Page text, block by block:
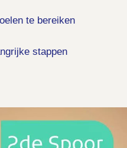
te bereiken
stappen